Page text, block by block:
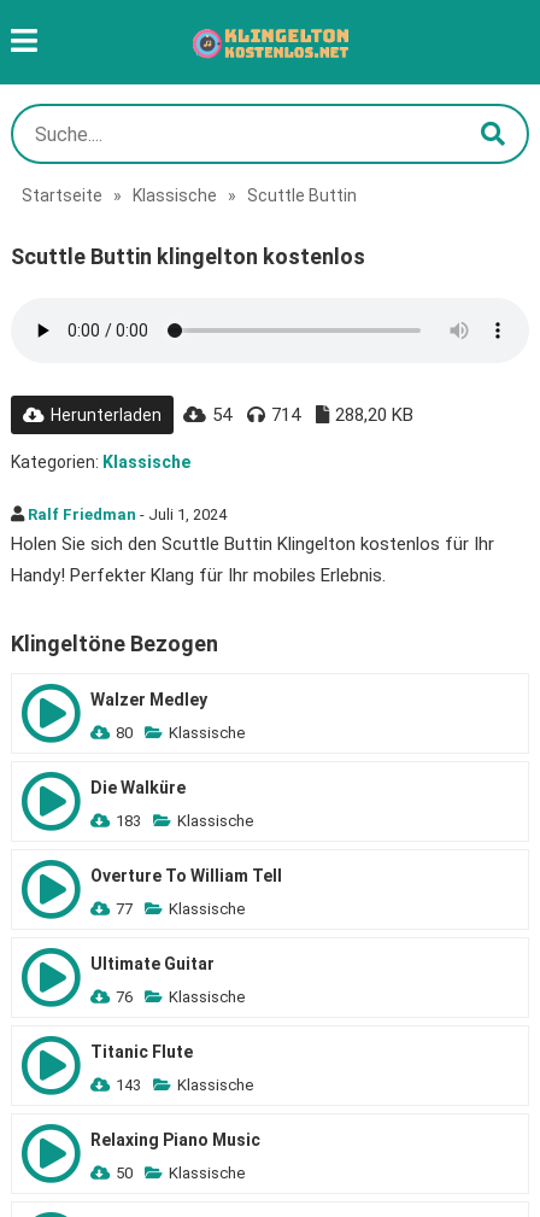
Startseite » Klassische » Scuttle Buttin
Scuttle Buttin klingelton kostenlos
Herunterladen 54 714 288,20 KB
Kategorien: Klassische
Ralf Friedman - Juli 1, 2024
Holen Sie sich den Scuttle Buttin Klingelton kostenlos für Ihr
Handy! Perfekter Klang für Ihr mobiles Erlebnis.
Klingeltöne Bezogen
Walzer Medley
80 Klassische
Die Walküre
183 Klassische
Overture To William Tell
77 Klassische
Ultimate Guitar
76 Klassische
Titanic Flute
143 Klassische
Relaxing Piano Music
50 Klassische